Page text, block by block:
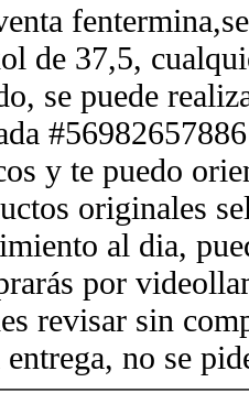
de 37,5,
se puede
y te puedo
originales
al dia,
por
revisar sin
entrega, no se